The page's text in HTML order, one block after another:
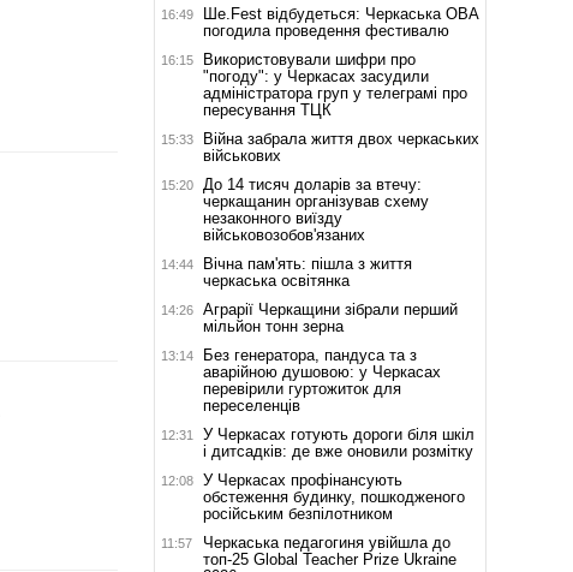
16:49
Ше.Fest відбудеться: Черкаська ОВА
погодила проведення фестивалю
16:15
Використовували шифри про
"погоду": у Черкасах засудили
адміністратора груп у телеграмі про
пересування ТЦК
15:33
Війна забрала життя двох черкаських
військових
15:20
До 14 тисяч доларів за втечу:
черкащанин організував схему
незаконного виїзду
військовозобов'язаних
14:44
Вічна пам'ять: пішла з життя
черкаська освітянка
14:26
Аграрії Черкащини зібрали перший
мільйон тонн зерна
13:14
Без генератора, пандуса та з
аварійною душовою: у Черкасах
перевірили гуртожиток для
переселенців
12:31
У Черкасах готують дороги біля шкіл
і дитсадків: де вже оновили розмітку
12:08
У Черкасах профінансують
обстеження будинку, пошкодженого
російським безпілотником
11:57
Черкаська педагогиня увійшла до
топ-25 Global Teacher Prize Ukraine